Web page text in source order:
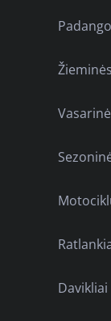
Žieminės
Davikliai